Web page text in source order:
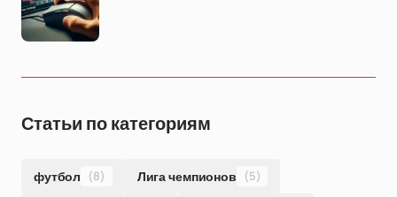
Статьи по категориям
футбол (8) Лига чемпионов (5)